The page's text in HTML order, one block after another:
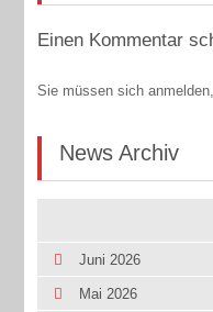
Einen Kommentar
Sie müssen sich
News Archiv
Juni 2026
Mai 2026